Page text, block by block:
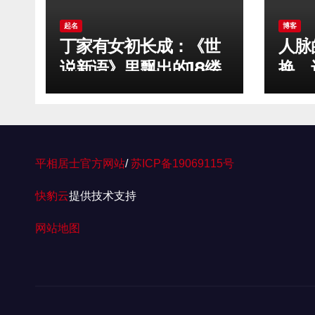
起名
丁家有女初长成：《世
说新语》里飘出的18缕
魏晋香风——丁姓女孩
博客
人
换，
话）
平相居士官方网站/ 苏ICP备19069115号
快豹云提供技术支持
网站地图